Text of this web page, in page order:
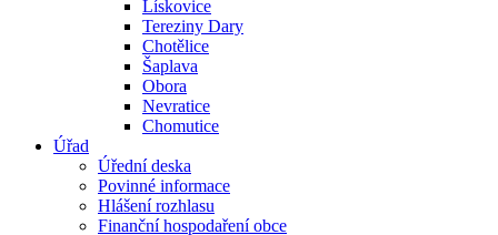
Lískovice
Tereziny Dary
Chotělice
Šaplava
Obora
Nevratice
Chomutice
Úřad
Úřední deska
Povinné informace
Hlášení rozhlasu
Finanční hospodaření obce